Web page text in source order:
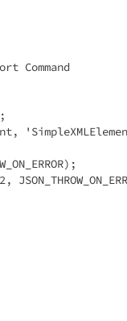
Command